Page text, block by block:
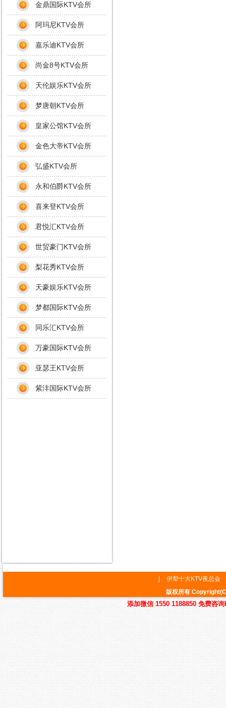
金鼎国际KTV会所
阿玛尼KTV会所
嘉乐迪KTV会所
尚金8号KTV会所
天伦娱乐KTV会所
梦唐朝KTV会所
皇家公馆KTV会所
金色大帝KTV会所
弘盛KTV会所
永和伯爵KTV会所
喜来登KTV会所
君悦汇KTV会所
世贸豪门KTV会所
梨花秀KTV会所
天豪娱乐KTV会所
梦都国际KTV会所
同乐汇KTV会所
万豪国际KTV会所
亚瑟王KTV会所
紫沣国际KTV会所
伊犁十大KTV夜总会
版权所有
添加微信 1550 1188850 免费咨